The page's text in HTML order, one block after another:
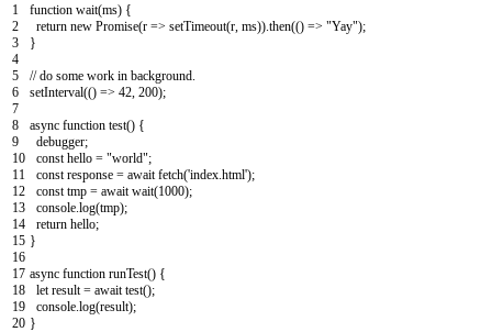
1
2
3
4
5
6
7
8
9
10
11
12
13
14
15
16
17
18
19
20
function wait(ms) {
return new Promise(r => setTimeout(r, ms)).then(() => "Yay");
}
// do some work in background.
setInterval(() => 42, 200);
async function test() {
debugger;
const hello = "world";
const response = awaitfetch('index.html');
const tmp = awaitwait(1000);
console.log(tmp);
return hello;
}
async function runTest() {
letresult = awaittest();
console.log(result);
}